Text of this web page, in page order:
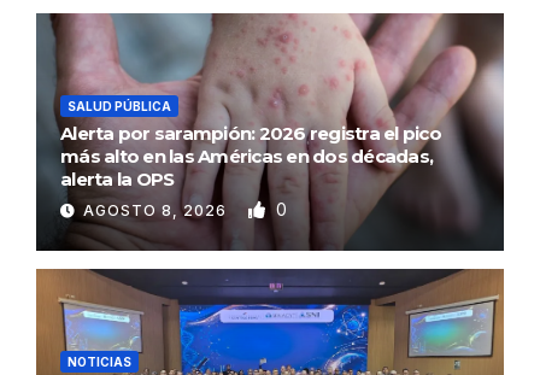
SALUD PÚBLICA
Alerta por sarampión: 2026 registra el pico
más alto en las Américas en dos décadas,
alerta la OPS
AGOSTO 8, 2026 0
NOTICIAS